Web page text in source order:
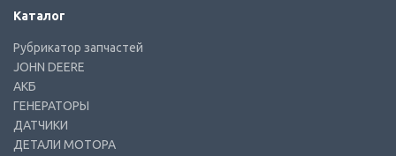
Каталог
Рубрикатор запчастей
JOHN DEERE
АКБ
ГЕНЕРАТОРЫ
ДАТЧИКИ
ДЕТАЛИ МОТОРА